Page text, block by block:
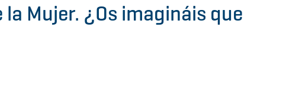
Mujer. ¿Os imagináis que